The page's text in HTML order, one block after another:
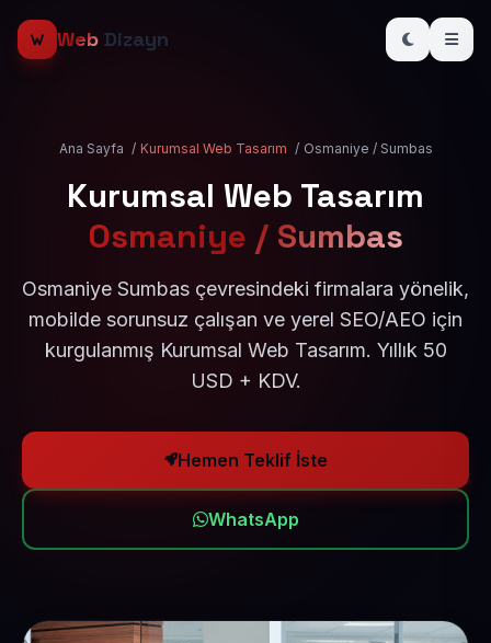
Web Dizayn
Ana Sayfa / Kurumsal Web Tasarım / Osmaniye / Sumbas
Kurumsal Web Tasarım
Osmaniye / Sumbas
Osmaniye Sumbas çevresindeki firmalara yönelik,
mobilde sorunsuz çalışan ve yerel SEO/AEO için
kurgulanmış Kurumsal Web Tasarım. Yıllık 50
USD + KDV.
Hemen Teklif İste
WhatsApp